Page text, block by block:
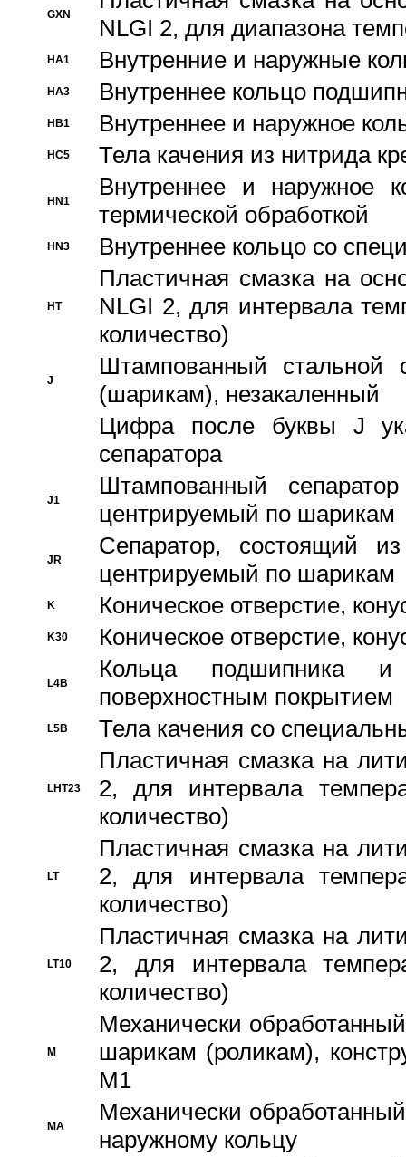
GXN
NLGI 2, для диапазона
HA1 Внутренние и наружные
HA3 Bнутреннее кольцо
HB1 Bнутреннее и наружное
HC5 Тела качения из нитрида
HN1
Bнутреннее и наружное
термической обработкой
HN3 Внутреннее кольцо со
HT
Пластичная смазка на
NLGI 2, для интервала
количество)
J
Штампованный стальной
(шарикам), незакаленный
Цифра после буквы J
сепаратора
J1
Штампованный
центрируемый по шарикам
JR
Сепаратор, состоящий
центрируемый по шарикам
K Коническое отверстие,
K30 Коническое отверстие,
L4B
Кольца подшипника
поверхностным покрытием
L5B Тела качения со
LHT23
Пластичная смазка на
2, для интервала
количество)
LT
Пластичная смазка на
2, для интервала
количество)
LT10
Пластичная смазка на
2, для интервала
количество)
M
Механически
шарикам (роликам),
M1
MA
Механически
наружному кольцу